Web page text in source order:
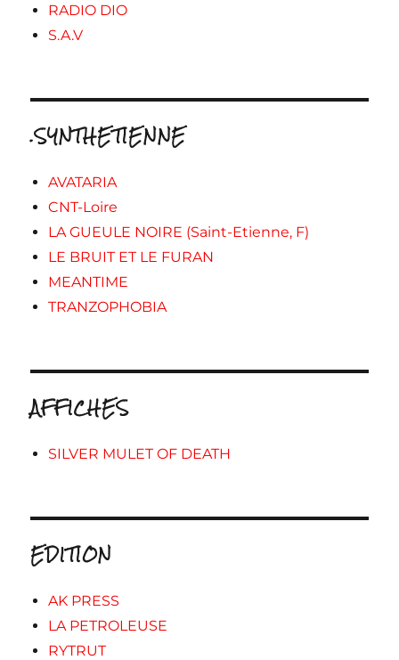
RADIO DIO
S.A.V
.SYNTHETIENNE
AVATARIA
CNT-Loire
LA GUEULE NOIRE (Saint-Etienne, F)
LE BRUIT ET LE FURAN
MEANTIME
TRANZOPHOBIA
AFFICHES
SILVER MULET OF DEATH
EDITION
AK PRESS
LA PETROLEUSE
RYTRUT